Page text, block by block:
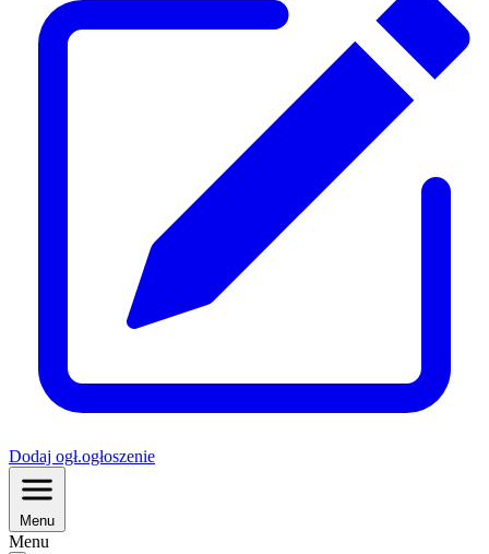
Dodaj ogł.ogłoszenie
Menu
Menu